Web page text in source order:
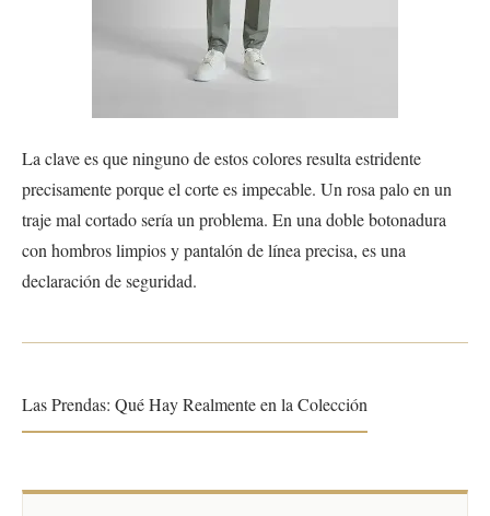
La clave es que ninguno de estos colores resulta estridente
precisamente porque el corte es impecable. Un rosa palo en un
traje mal cortado sería un problema. En una doble botonadura
con hombros limpios y pantalón de línea precisa, es una
declaración de seguridad.
Las Prendas: Qué Hay Realmente en la Colección